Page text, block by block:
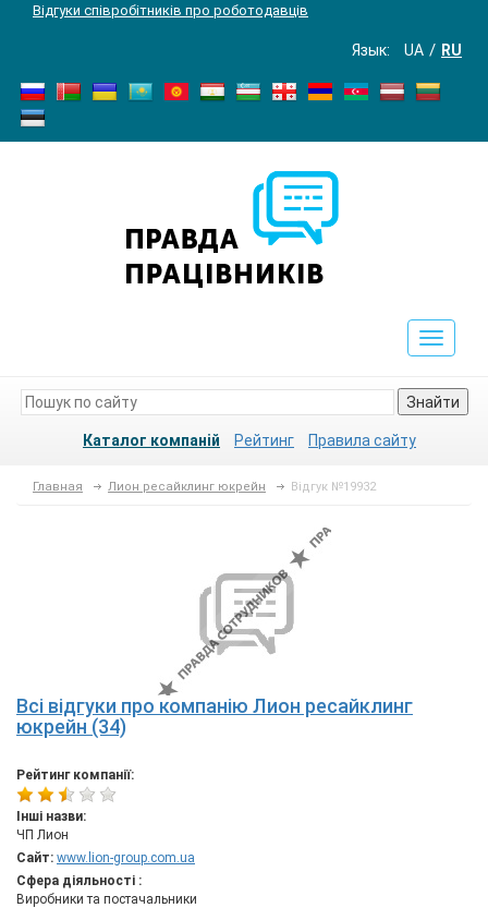
Відгуки співробітників про роботодавців
Язык: UA RU
Toggle
Знайти
Каталог компаній Рейтинг Правила сайту
Главная Лион ресайклинг юкрейн Відгук №19932
Всі відгуки про компанію Лион ресайклинг
юкрейн (34)
Рейтинг компанії:
Інші назви:
ЧП Лион
Сайт: www.lion-group.com.ua
Сфера діяльності :
Виробники та постачальники